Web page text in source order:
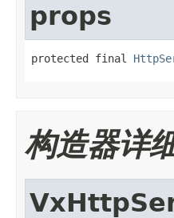
props
protected final
构造器详